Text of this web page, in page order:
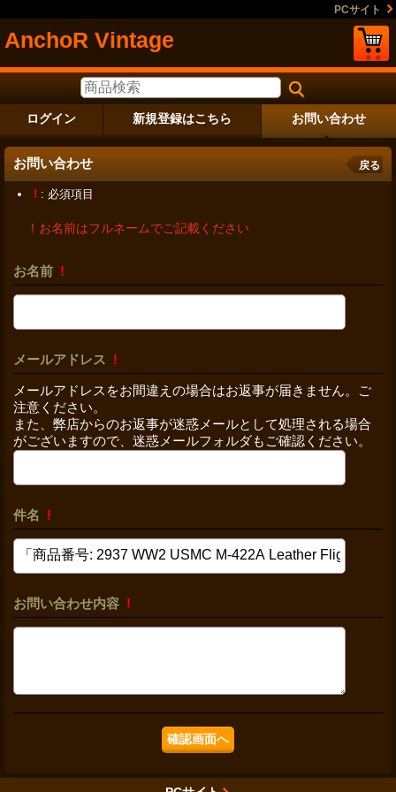
PCサイト
AnchoR Vintage
ログイン 新規登録はこちら お問い合わせ
お問い合わせ 戻る
! : 必須項目
！お名前はフルネームでご記載ください
お名前 !
メールアドレス !
メールアドレスをお間違えの場合はお返事が届きません。ご
注意ください。
また、弊店からのお返事が迷惑メールとして処理される場合
がございますので、迷惑メールフォルダもご確認ください。
件名 !
お問い合わせ内容 !